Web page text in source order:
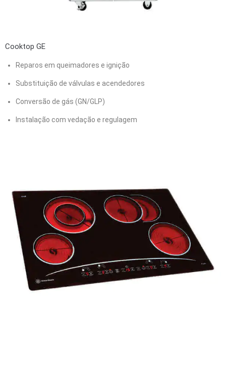
Cooktop GE
Reparos em queimadores e ignição
Substituição de válvulas e acendedores
Conversão de gás (GN/GLP)
Instalação com vedação e regulagem